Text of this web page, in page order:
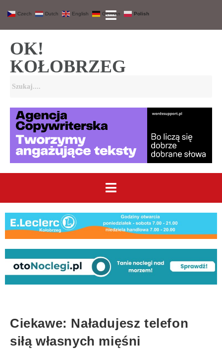
OK!
KOŁOBRZEG
Ciekawe: Naładujesz telefon
siłą własnych mięśni
Czech Dutch English German Polish